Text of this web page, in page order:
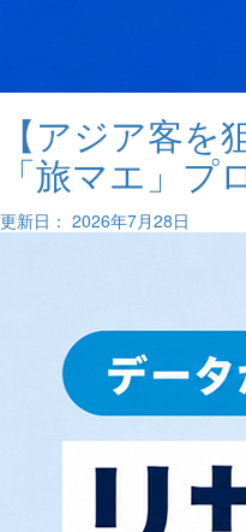
【アジア客を
「旅マエ」プ
更新日： 2026年7月28日